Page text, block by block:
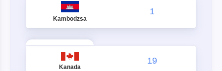
Kambodzsa
1
Kanada
19